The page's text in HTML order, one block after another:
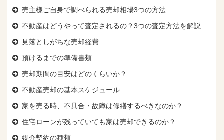
売主様ご自身で調べられる売却相場3つの方法
不動産はどうやって査定されるの？3つの査定方法を解説
見落としがちな売却経費
預けるまでの準備書類
売却期間の目安はどのくらいか？
不動産売却の基本スケジュール
家を売る時、不具合・故障は修繕するべきなのか？
住宅ローンが残っていても家は売却できるのか？
媒介契約の種類